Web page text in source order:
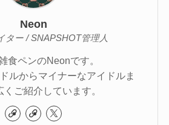
Neon
ター / SNAPSHOT管理人
食ペンのNeonです。
ルからマイナーなアイドルま
くご紹介しています。